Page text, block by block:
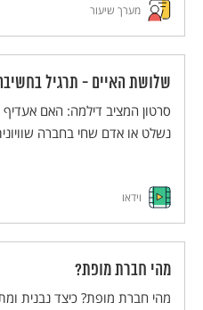
בכיתה על התופעה. המערך
הערכים "חופש דת" ו"חופש מדת"
וכן לדון באופיו של החינוך
חילונית.
מערך שיעור
שלושת האיים - תרגיל
סרטון המציב דילמה: האם אעדיף
נשלט או אדם שחי בחברה
וידאו
מהי חברת מופת?
מהי חברת מופת? כיצד נבנית